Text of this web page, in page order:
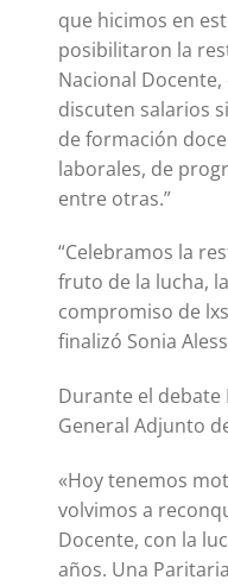
que hicimos en
posibilitaron la
Nacional
discuten salarios
de formación
laborales, de
entre otras.”
“Celebramos la
fruto de la lucha,
compromiso de
finalizó Sonia
Durante el debate
General Adjunto
«Hoy tenemos
volvimos a
Docente, con la
años. Una